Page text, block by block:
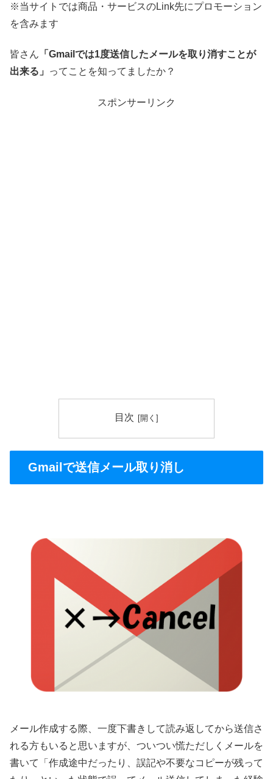
※当サイトでは商品・サービスのLink先にプロモーション
を含みます
皆さん 「Gmailでは1度送信したメールを取り消すことが
出来る」
ってことを知ってましたか？
スポンサーリンク
目次
Gmailで送信メール取り消し
メール作成する際、一度下書きして読み返してから送信さ
れる方もいると思いますが、ついつい慌ただしくメールを
書いて「作成途中だったり、誤記や不要なコピーが残って